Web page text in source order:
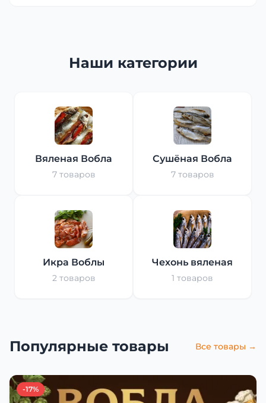
Наши категории
Вяленая Вобла
7 товаров
Сушёная Вобла
7 товаров
Икра Воблы
2 товаров
Чехонь вяленая
1 товаров
Популярные товары Все товары →
-17%